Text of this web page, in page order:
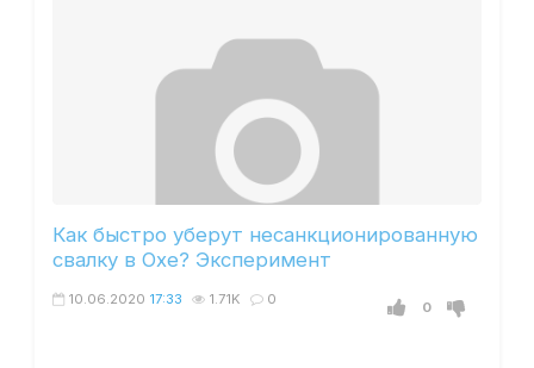
Как быстро уберут несанкционированную
свалку в Охе? Эксперимент
0
10.06.2020 17:33 1.71K 0